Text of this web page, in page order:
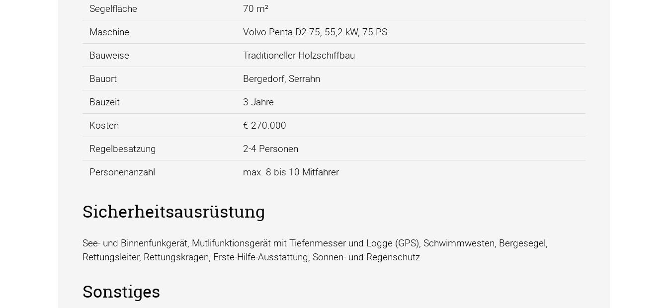
Segelfläche
70 m²
Maschine
Volvo Penta D2-75, 55,2 kW, 75 PS
Bauweise
Traditioneller Holzschiffbau
Bauort
Bergedorf, Serrahn
Bauzeit
3 Jahre
Kosten
€ 270.000
Regelbesatzung
2-4 Personen
Personenanzahl
max. 8 bis 10 Mitfahrer
Sicherheitsausrüstung
See- und Binnenfunkgerät, Mutlifunktionsgerät mit Tiefenmesser und Logge (GPS), Schwimmwesten, Bergesegel,
Rettungsleiter, Rettungskragen, Erste-Hilfe-Ausstattung, Sonnen- und Regenschutz
Sonstiges